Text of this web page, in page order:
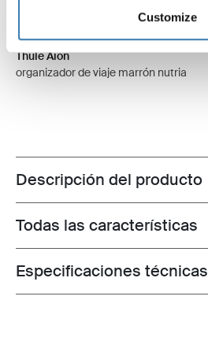
Customize
Thule Aion
organizador de viaje marrón nutria
Toggle overview
Descripción del producto
Toggle features
Todas las características
Toggle techspec
Especificaciones técnicas